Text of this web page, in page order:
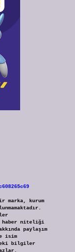
marka, kurum
haber niteliği
paylaşım
isim
bilgiler